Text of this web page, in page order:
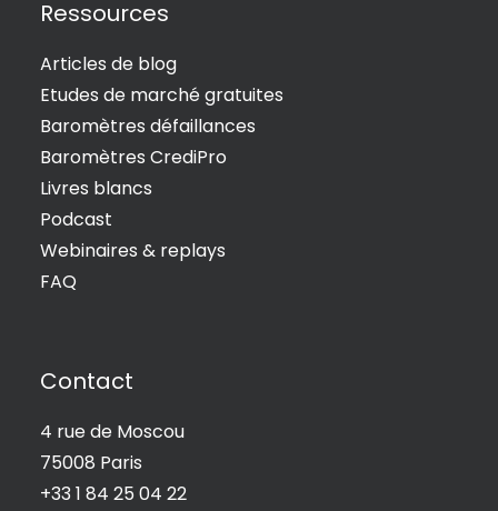
Ressources
Articles de blog
Etudes de marché gratuites
Baromètres défaillances
Baromètres CrediPro
Livres blancs
Podcast
Webinaires & replays
FAQ
Contact
4 rue de Moscou
75008 Paris
+33 1 84 25 04 22